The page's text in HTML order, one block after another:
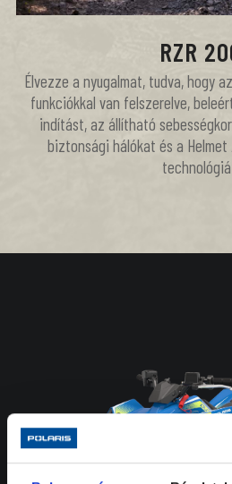
RZR
Élvezze a nyugalmat, tudva, hogy
funkciókkal van felszerelve,
indítást, az állítható
biztonsági hálókat és a